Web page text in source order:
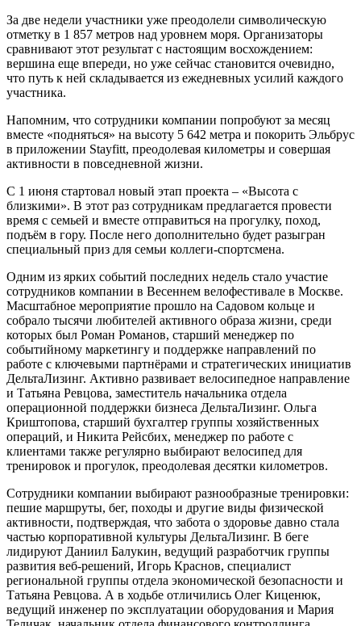
За две недели участники уже преодолели символическую
отметку в 1 857 метров над уровнем моря. Организаторы
сравнивают этот результат с настоящим восхождением:
вершина еще впереди, но уже сейчас становится очевидно,
что путь к ней складывается из ежедневных усилий каждого
участника.
Напомним, что сотрудники компании попробуют за месяц
вместе «подняться» на высоту 5 642 метра и покорить Эльбрус
в приложении Stayfitt, преодолевая километры и совершая
активности в повседневной жизни.
С 1 июня стартовал новый этап проекта – «Высота с
близкими». В этот раз сотрудникам предлагается провести
время с семьей и вместе отправиться на прогулку, поход,
подъём в гору. После него дополнительно будет разыгран
специальный приз для семьи коллеги-спортсмена.
Одним из ярких событий последних недель стало участие
сотрудников компании в Весеннем велофестивале в Москве.
Масштабное мероприятие прошло на Садовом кольце и
собрало тысячи любителей активного образа жизни, среди
которых был Роман Романов, старший менеджер по
событийному маркетингу и поддержке направлений по
работе с ключевыми партнёрами и стратегических инициатив
ДельтаЛизинг. Активно развивает велосипедное направление
и Татьяна Ревцова, заместитель начальника отдела
операционной поддержки бизнеса ДельтаЛизинг. Ольга
Криштопова, старший бухгалтер группы хозяйственных
операций, и Никита Рейсбих, менеджер по работе с
клиентами также регулярно выбирают велосипед для
тренировок и прогулок, преодолевая десятки километров.
Сотрудники компании выбирают разнообразные тренировки:
пешие маршруты, бег, походы и другие виды физической
активности, подтверждая, что забота о здоровье давно стала
частью корпоративной культуры ДельтаЛизинг. В беге
лидируют Даниил Балукин, ведущий разработчик группы
развития веб-решений, Игорь Краснов, специалист
региональной группы отдела экономической безопасности и
Татьяна Ревцова. А в ходьбе отличились Олег Киценюк,
ведущий инженер по эксплуатации оборудования и Мария